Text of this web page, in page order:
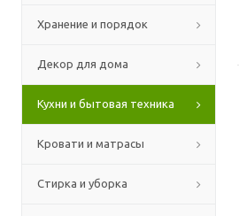
Хранение и порядок
Декор для дома
Кухни и бытовая техника
Кровати и матрасы
Стирка и уборка